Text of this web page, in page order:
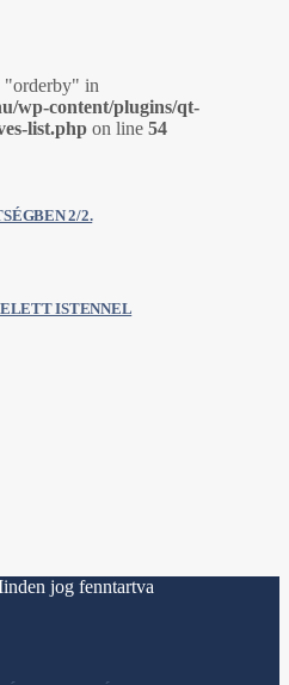
"orderby" in
wp-content/plugins/qt-
list.php on line 54
2/2.
ISTENNEL
jog fenntartva